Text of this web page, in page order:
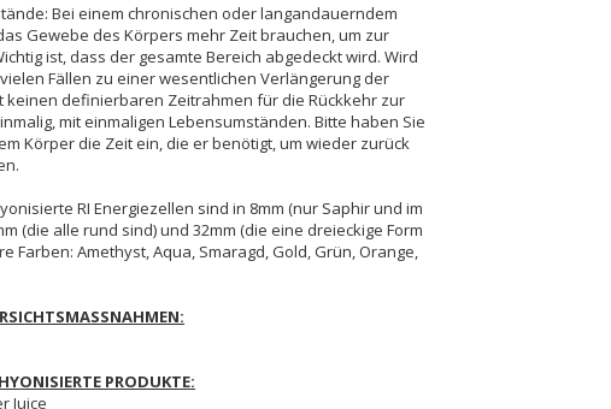
Bei einem chronischen oder langandauerndem
Gewebe des Körpers mehr Zeit brauchen, um zur
ist, dass der gesamte Bereich abgedeckt wird. Wird
Fällen zu einer wesentlichen Verlängerung der
keinen definierbaren Zeitrahmen für die Rückkehr zur
mit einmaligen Lebensumständen. Bitte haben Sie
Körper die Zeit ein, die er benötigt, um wieder zurück
RI Energiezellen sind in 8mm (nur Saphir und im
(die alle rund sind) und 32mm (die eine dreieckige Form
Farben: Amethyst, Aqua, Smaragd, Gold, Grün, Orange,
PRODUKTE:
Juice